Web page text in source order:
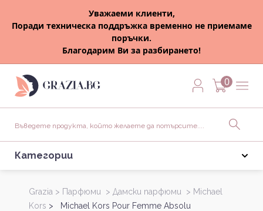
Уважаеми клиенти,
Поради техническа поддръжка временно не приемаме
поръчки.
Благодарим Ви за разбирането!
0
Категории
Grazia > Парфюми > Дамски парфюми > Michael
Kors > Michael Kors Pour Femme Absolu